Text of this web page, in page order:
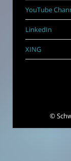
YouTube
LinkedIn
XING
©